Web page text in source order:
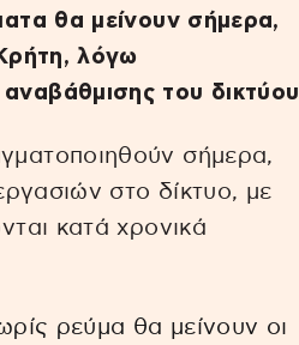
θα μείνουν σήμερα,
λόγω
του δικτύου
σήμερα,
στο δίκτυο, με
κατά χρονικά
ρεύμα θα μείνουν οι